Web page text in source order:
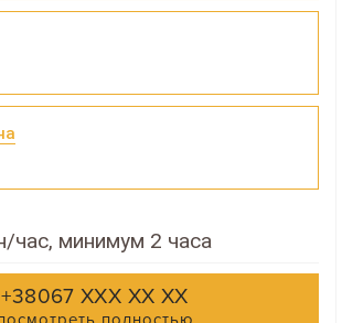
час, минимум 2 часа
+38067 XXX XX XX